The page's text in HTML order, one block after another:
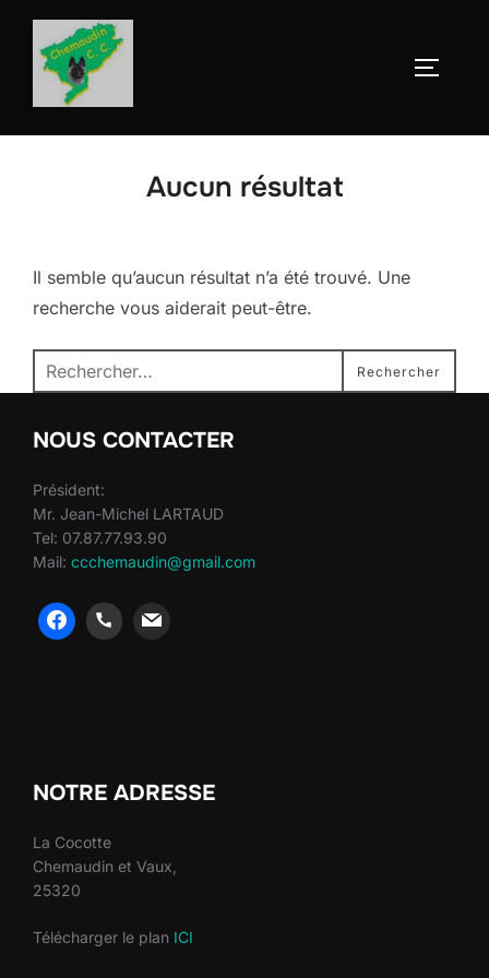
Aller
contenu
Aucun résultat
Il semble qu’aucun résultat n’a été trouvé. Une
recherche vous aiderait peut-être.
Recherche
pour :
Rechercher
NOUS CONTACTER
Président:
Mr. Jean-Michel LARTAUD
Tel: 07.87.77.93.90
Mail: ccchemaudin@gmail.com
NOTRE ADRESSE
La Cocotte
Chemaudin et Vaux,
25320
Télécharger le plan ICI